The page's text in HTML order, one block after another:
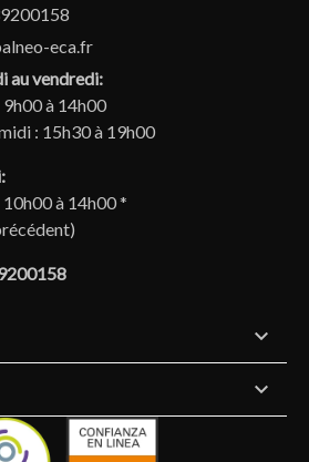
eca.fr
au vendredi:
à 14h00
: 15h30 à 19h00
à 14h00 *

